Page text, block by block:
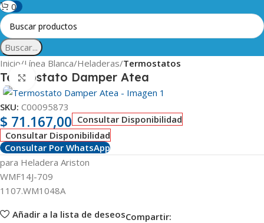
0
Buscar...
Inicio Línea Blanca Heladeras Termostatos
Termostato Damper Atea
Clic para ampliar
SKU: C00095873
$ 71.167,00 Consultar Disponibilidad
Consultar Disponibilidad
Consultar Por WhatsApp
para Heladera Ariston
WMF14J-709
1107.WM1048A
Añadir a la lista de deseosCompartir: